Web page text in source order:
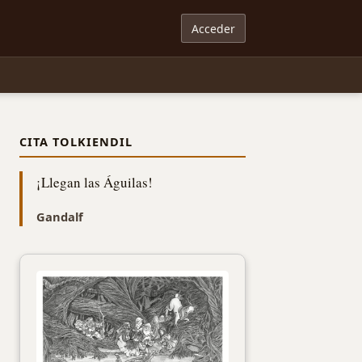
Acceder
CITA TOLKIENDIL
¡Llegan las Águilas!
Gandalf
Tal día como hoy en